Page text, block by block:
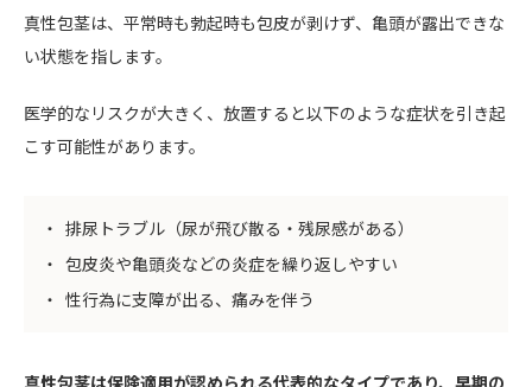
真性包茎は、平常時も勃起時も包皮が剥けず、亀頭が露出できな
い状態を指します。
医学的なリスクが大きく、放置すると以下のような症状を引き起
こす可能性があります。
排尿トラブル（尿が飛び散る・残尿感がある）
包皮炎や亀頭炎などの炎症を繰り返しやすい
性行為に支障が出る、痛みを伴う